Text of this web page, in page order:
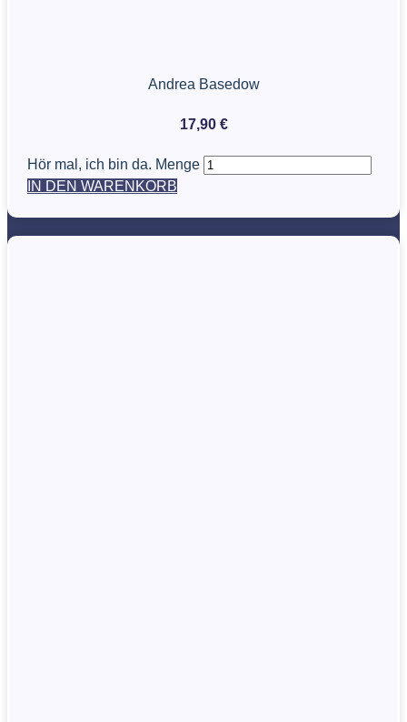
Andrea Basedow
17,90 €
Hör mal, ich bin da. Menge
IN DEN WARENKORB